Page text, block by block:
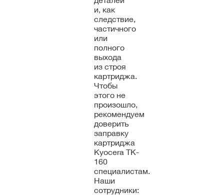
и, как
следствие,
частичного
или
полного
выхода
из строя
картриджа.
Чтобы
этого не
произошло,
рекомендуем
доверить
заправку
картриджа
Kyocera TK-
160
специалистам.
Наши
сотрудники: